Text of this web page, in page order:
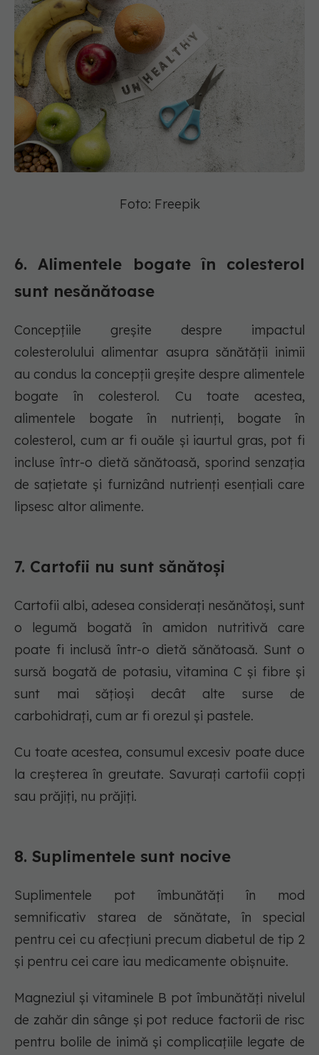
Foto: Freepik
6. Alimentele bogate în colesterol
sunt nesănătoase
Concepțiile greșite despre impactul
colesterolului alimentar asupra sănătății inimii
au condus la concepții greșite despre alimentele
bogate în colesterol. Cu toate acestea,
alimentele bogate în nutrienți, bogate în
colesterol, cum ar fi ouăle și iaurtul gras, pot fi
incluse într-o dietă sănătoasă, sporind senzația
de sațietate și furnizând nutrienți esențiali care
lipsesc altor alimente.
7. Cartofii nu sunt sănătoși
Cartofii albi, adesea considerați nesănătoși, sunt
o legumă bogată în amidon nutritivă care
poate fi inclusă într-o dietă sănătoasă. Sunt o
sursă bogată de potasiu, vitamina C și fibre și
sunt mai sățioși decât alte surse de
carbohidrați, cum ar fi orezul și pastele.
Cu toate acestea, consumul excesiv poate duce
la creșterea în greutate. Savurați cartofii copți
sau prăjiți, nu prăjiți.
8. Suplimentele sunt nocive
Suplimentele pot îmbunătăți în mod
semnificativ starea de sănătate, în special
pentru cei cu afecțiuni precum diabetul de tip 2
și pentru cei care iau medicamente obișnuite.
Magneziul și vitaminele B pot îmbunătăți nivelul
de zahăr din sânge și pot reduce factorii de risc
pentru bolile de inimă și complicațiile legate de